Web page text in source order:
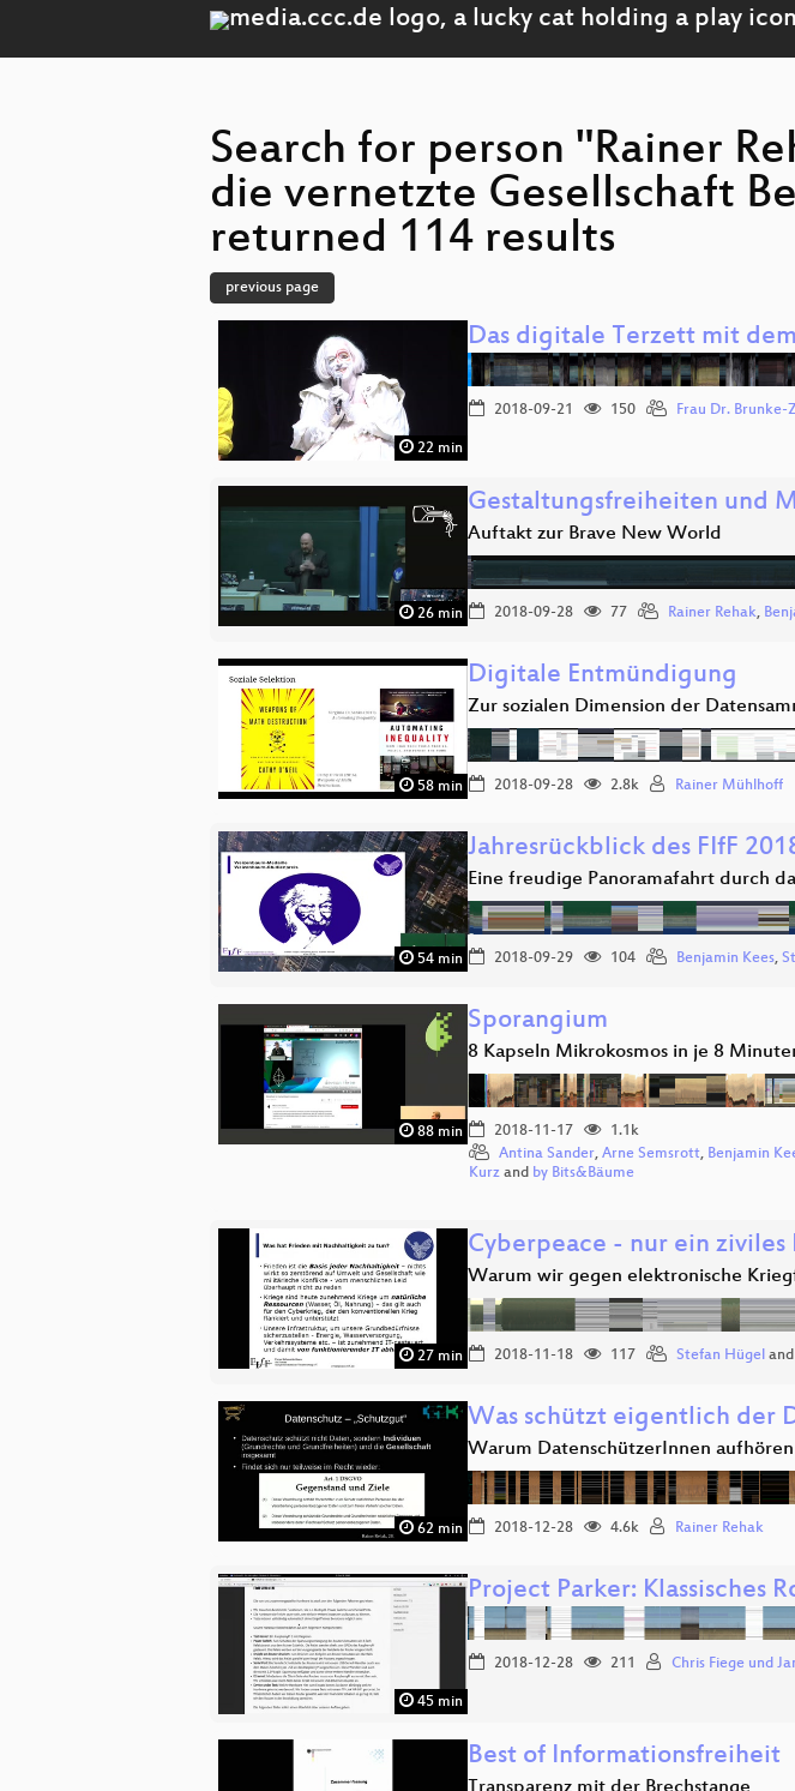
Search for person "Rainer
die vernetzte Gesellschaft
returned 114 results
previous page
22 min
Das digitale Terzett mit
2018-09-21 150 Frau Dr. Brunke-
26 min
Gestaltungsfreiheiten und
Auftakt zur Brave New World
2018-09-28 77 Rainer Rehak,
58 min
Digitale Entmündigung
Zur sozialen Dimension der
2018-09-28 2.8k Rainer Mühlhoff
54 min
Jahresrückblick des FIfF
Eine freudige Panoramafahrt durch
2018-09-29 104 Benjamin Kees,
88 min
Sporangium
8 Kapseln Mikrokosmos in je 8
2018-11-17
1.1k
Antina Sander, Arne Semsrott, Benjamin
Kurz and by Bits&Bäume
27 min
Cyberpeace - nur ein
Warum wir gegen elektronische
2018-11-18 117 Stefan Hügel and
62 min
Was schützt eigentlich der
Warum DatenschützerInnen
2018-12-28 4.6k Rainer Rehak
45 min
Project Parker: Klassisches
2018-12-28 211 Chris Fiege und
Best of Informationsfreiheit